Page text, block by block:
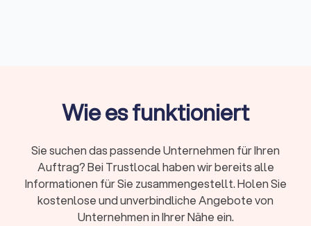
Erstberatung:
Gesetzlich begrenzt auf maximal
226,10 Euro, viele Kanzleien bieten 15-20 Minuten
Fachanwalt:24 Spezialisierungen in Deutschland,
nachgewiesene Expertise durch Fortbildungen
Kosten:RVG-Gebühren, Stundensätze (180-350
Euro) oder Pauschalpreise je nach Fall
Wie es funktioniert
Sie suchen das passende Unternehmen für Ihren
Auftrag? Bei Trustlocal haben wir bereits alle
Informationen für Sie zusammengestellt. Holen Sie
kostenlose und unverbindliche Angebote von
Unternehmen in Ihrer Nähe ein.